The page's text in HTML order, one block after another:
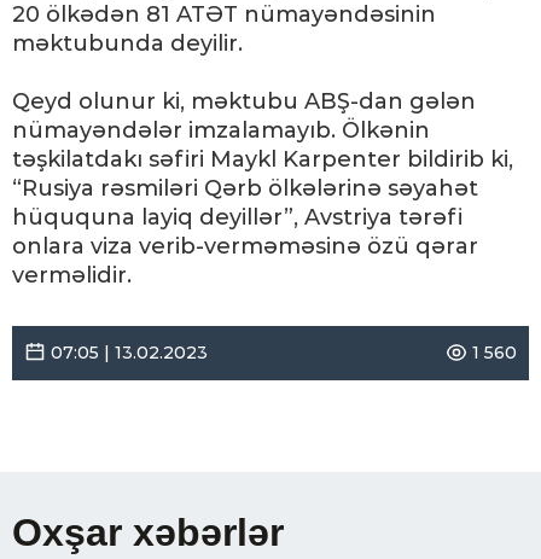
20 ölkədən 81 ATƏT nümayəndəsinin
məktubunda deyilir.
Qeyd olunur ki, məktubu ABŞ-dan gələn
nümayəndələr imzalamayıb. Ölkənin
təşkilatdakı səfiri Maykl Karpenter bildirib ki,
“Rusiya rəsmiləri Qərb ölkələrinə səyahət
hüququna layiq deyillər”, Avstriya tərəfi
onlara viza verib-verməməsinə özü qərar
verməlidir.
07:05 | 13.02.2023 1 560
Oxşar xəbərlər